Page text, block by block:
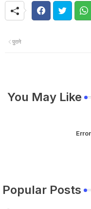
पुराने
You May Like
Popular Posts